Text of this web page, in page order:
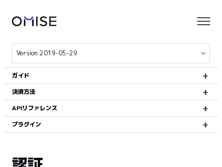
ガイド
決済方法
APIリファレンス
プラグイン